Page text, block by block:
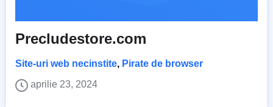
Precludestore.com
Site-uri web necinstite, Pirate de browser
aprilie 23, 2024